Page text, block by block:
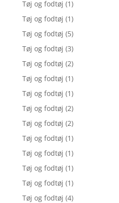
Tøj og fodtøj (1)
Tøj og fodtøj (1)
Tøj og fodtøj (5)
Tøj og fodtøj (3)
Tøj og fodtøj (2)
Tøj og fodtøj (1)
Tøj og fodtøj (1)
Tøj og fodtøj (2)
Tøj og fodtøj (2)
Tøj og fodtøj (1)
Tøj og fodtøj (1)
Tøj og fodtøj (1)
Tøj og fodtøj (1)
Tøj og fodtøj (4)